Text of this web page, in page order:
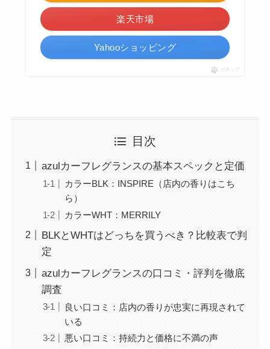
楽天市場
Yahooショッピング
ポチップ
目次
azulカーフレグランスの基本スペックと定価
カラーBLK：INSPIRE（店内の香りはこち
ら）
カラーWHT：MERRILY
BLKとWHTはどっちを買うべき？比較表で判
定
azulカーフレグランスの口コミ・評判を徹底
調査
良い口コミ：店内の香りが忠実に再現されて
いる
悪い口コミ：持続力と価格に不満の声